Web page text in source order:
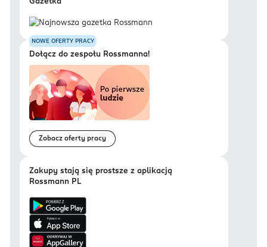
Gazetka
NOWE OFERTY PRACY
Dołącz do zespołu Rossmanna!
Zobacz oferty pracy
Zakupy stają się prostsze z aplikacją
Rossmann PL